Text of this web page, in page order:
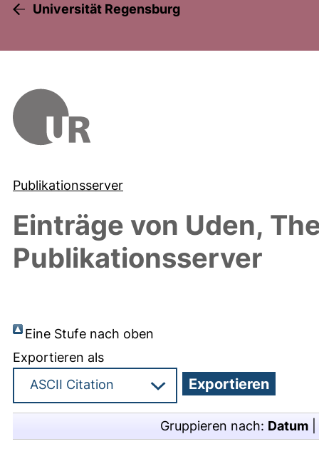
Universität Regensburg
Publikationsserver
Einträge von Uden,
Publikationsserver
Eine Stufe nach oben
Exportieren als
Gruppieren nach: Datum